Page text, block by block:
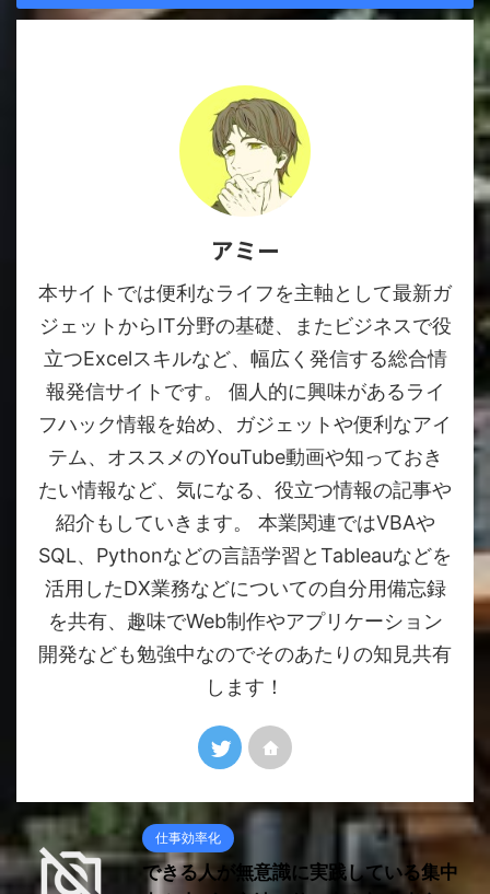
アミー
本サイトでは便利なライフを主軸として最新ガ
ジェットからIT分野の基礎、またビジネスで役
立つExcelスキルなど、幅広く発信する総合情
報発信サイトです。 個人的に興味があるライ
フハック情報を始め、ガジェットや便利なアイ
テム、オススメのYouTube動画や知っておき
たい情報など、気になる、役立つ情報の記事や
紹介もしていきます。 本業関連ではVBAや
SQL、Pythonなどの言語学習とTableauなどを
活用したDX業務などについての自分用備忘録
を共有、趣味でWeb制作やアプリケーション
開発なども勉強中なのでそのあたりの知見共有
します！
仕事効率化
できる人が無意識に実践している集中